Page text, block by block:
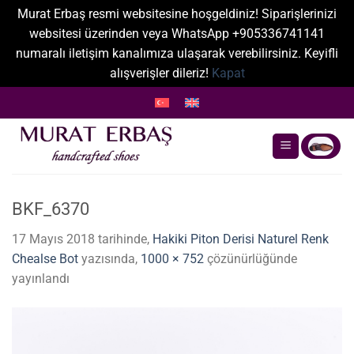
Murat Erbaş resmi websitesine hoşgeldiniz! Siparişlerinizi
websitesi üzerinden veya WhatsApp +905336741141
numaralı iletişim kanalımıza ulaşarak verebilirsiniz. Keyifli
alışverişler dileriz! Kapat
atla
BKF_6370
17 Mayıs 2018 tarihinde, Hakiki Piton Derisi Naturel Renk
Chealse Bot yazısında, 1000 × 752 çözünürlüğünde
yayınlandı